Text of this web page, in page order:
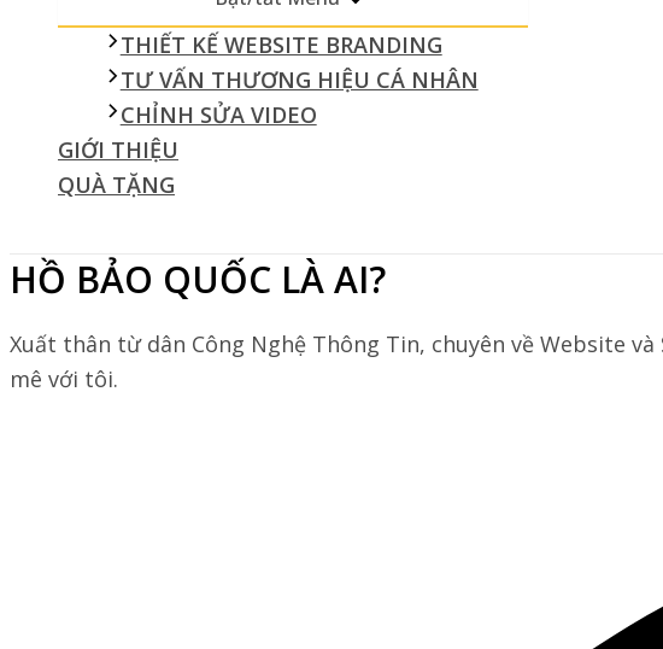
THIẾT KẾ WEBSITE BRANDING
TƯ VẤN THƯƠNG HIỆU CÁ NHÂN
CHỈNH SỬA VIDEO
GIỚI THIỆU
QUÀ TẶNG
HỒ BẢO QUỐC LÀ AI?
Xuất thân từ dân Công Nghệ Thông Tin, chuyên về Website
mê với tôi.